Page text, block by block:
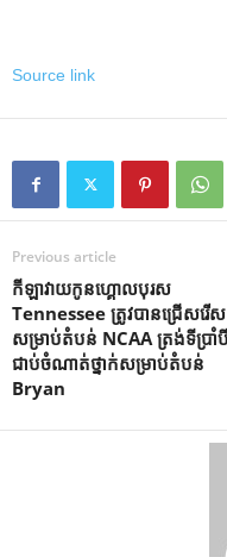
Source link
Previous article
កីឡាវាយកូនហ្គោលបុរស
Tennessee ត្រូវបានជ្រើសរើស
សម្រាប់តំបន់ NCAA ត្រង់ទីប្រាំបី
ជាប់ចំណាត់ថ្នាក់សម្រាប់តំបន់
Bryan